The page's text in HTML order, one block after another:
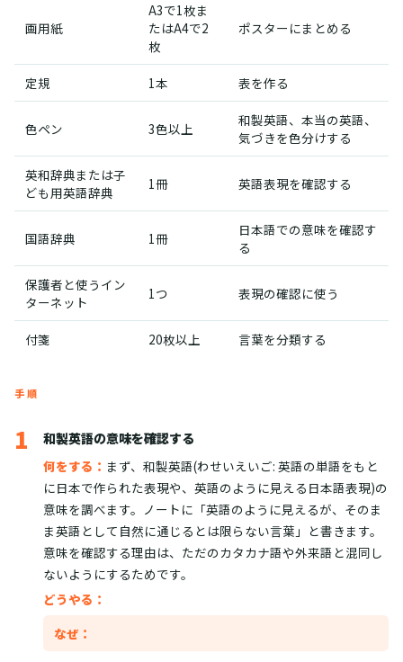
画用紙
A3で1枚ま
たはA4で2
枚
ポスターにまとめる
定規 1本 表を作る
色ペン 3色以上
和製英語、本当の英語、
気づきを色分けする
英和辞典または子
ども用英語辞典
1冊 英語表現を確認する
国語辞典 1冊
日本語での意味を確認す
る
保護者と使うイン
ターネット
1つ 表現の確認に使う
付箋 20枚以上 言葉を分類する
手順
1
和製英語の意味を確認する
何をする： まず、和製英語(わせいえいご: 英語の単語をもと
に日本で作られた表現や、英語のように見える日本語表現)の
意味を調べます。ノートに「英語のように見えるが、そのま
ま英語として自然に通じるとは限らない言葉」と書きます。
意味を確認する理由は、ただのカタカナ語や外来語と混同し
ないようにするためです。
どうやる：
なぜ：